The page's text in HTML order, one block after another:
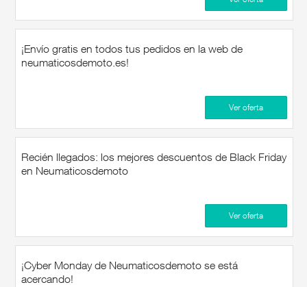
con neumaticosdemoto códigos de
divirtiéndose en su aventura de
¡Envío gratis en todos tus pedidos en la web de
neumaticosdemoto.es!
Ver oferta
Recién llegados: los mejores descuentos de Black Friday
en Neumaticosdemoto
Ver oferta
¡Cyber Monday de Neumaticosdemoto se está
acercando!